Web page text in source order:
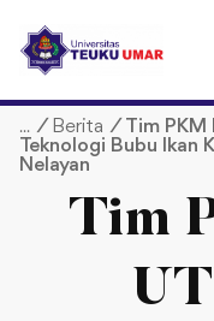
p
/ Berita / Tim PKM
Teknologi Bubu Ikan
Nelayan
Tim